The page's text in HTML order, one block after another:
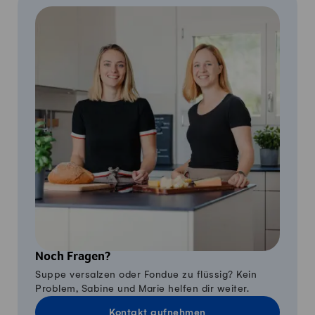
Noch Fragen?
Suppe versalzen oder Fondue zu flüssig? Kein
Problem, Sabine und Marie helfen dir weiter.